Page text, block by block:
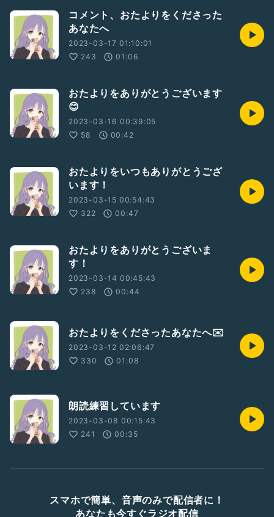
コメント、おたよりをくださった
あなたへ
2023-03-17 01:10:01
243
01:06
おたよりをありがとうございます
😊
2023-03-16 00:39:05
58
00:42
おたよりをいつもありがとうござ
います！
2023-03-15 00:54:43
322
00:47
おたよりをありがとうございま
す！
2023-03-14 00:45:43
238
00:44
おたよりをくださったあなたへ✉️
2023-03-12 02:06:47
330
01:08
朗読練習しています
2023-03-08 00:15:43
241
00:35
スマホで簡単、音声のみで配信者に！
あなたも今すぐラジオ配信